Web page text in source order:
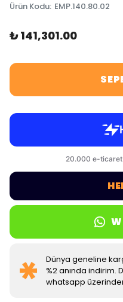
Ürün Kodu: EMP.140.80.02
₺ 141,301.00
Dünya geneline
%2 anında indirim.
whatsapp